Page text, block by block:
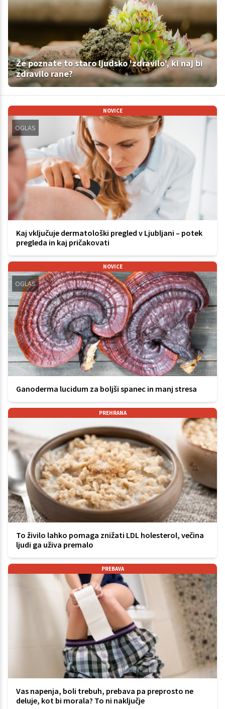
Že poznate to staro ljudsko 'zdravilo', ki naj bi
zdravilo rane?
NOVICE
OGLAS
Kaj vključuje dermatološki pregled v Ljubljani – potek
pregleda in kaj pričakovati
NOVICE
OGLAS
Ganoderma lucidum za boljši spanec in manj stresa
PREHRANA
To živilo lahko pomaga znižati LDL holesterol, večina
ljudi ga uživa premalo
PREBAVA
Vas napenja, boli trebuh, prebava pa preprosto ne
deluje, kot bi morala? To ni naključje